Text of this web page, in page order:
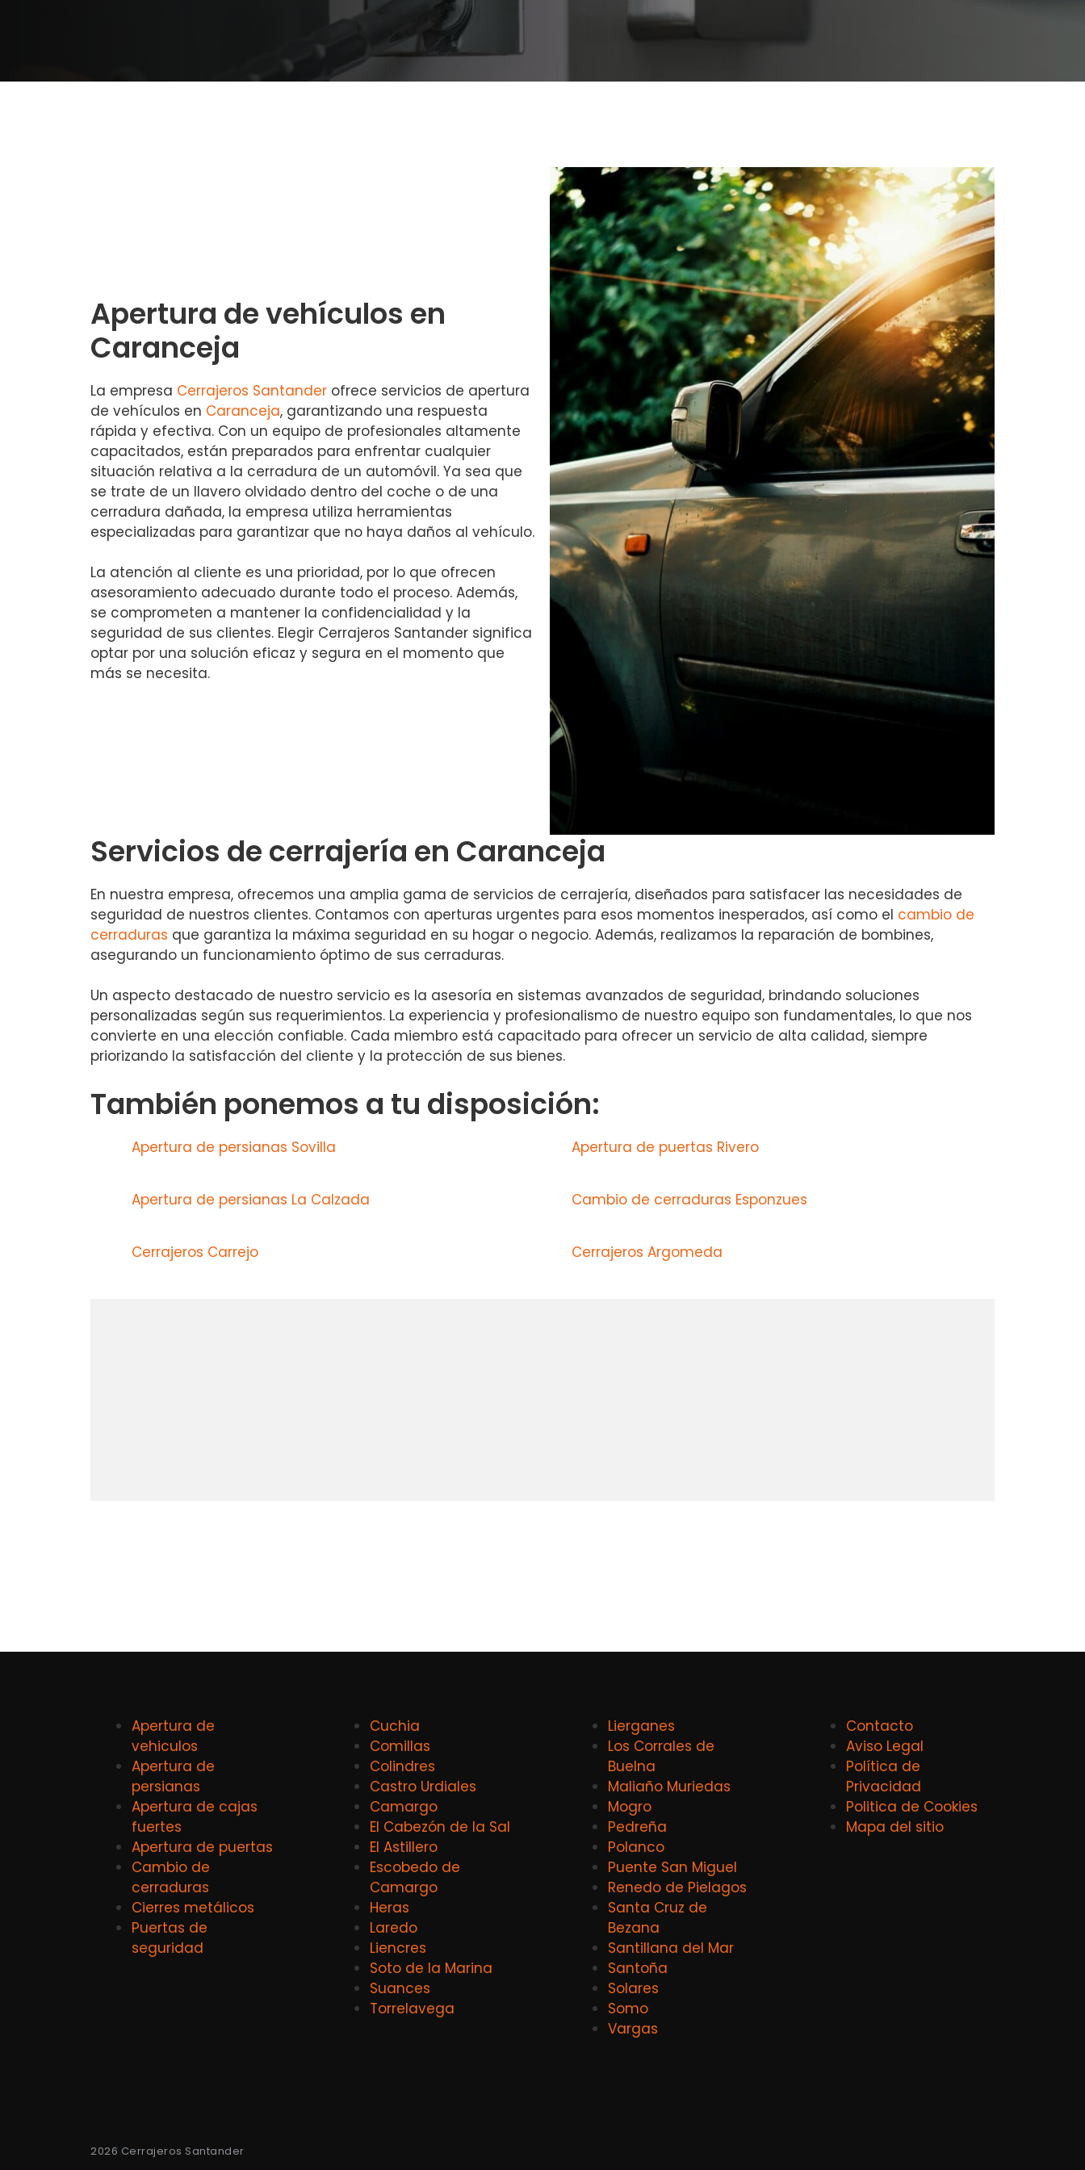
Apertura de vehículos en
Caranceja
La empresa Cerrajeros Santander ofrece servicios de apertura
de vehículos en Caranceja, garantizando una respuesta
rápida y efectiva. Con un equipo de profesionales altamente
capacitados, están preparados para enfrentar cualquier
situación relativa a la cerradura de un automóvil. Ya sea que
se trate de un llavero olvidado dentro del coche o de una
cerradura dañada, la empresa utiliza herramientas
especializadas para garantizar que no haya daños al vehículo.
La atención al cliente es una prioridad, por lo que ofrecen
asesoramiento adecuado durante todo el proceso. Además,
se comprometen a mantener la confidencialidad y la
seguridad de sus clientes. Elegir Cerrajeros Santander significa
optar por una solución eficaz y segura en el momento que
más se necesita.
Servicios de cerrajería en Caranceja
En nuestra empresa, ofrecemos una amplia gama de servicios de cerrajería, diseñados para satisfacer las necesidades de
seguridad de nuestros clientes. Contamos con aperturas urgentes para esos momentos inesperados, así como el cambio de
cerraduras que garantiza la máxima seguridad en su hogar o negocio. Además, realizamos la reparación de bombines,
asegurando un funcionamiento óptimo de sus cerraduras.
Un aspecto destacado de nuestro servicio es la asesoría en sistemas avanzados de seguridad, brindando soluciones
personalizadas según sus requerimientos. La experiencia y profesionalismo de nuestro equipo son fundamentales, lo que nos
convierte en una elección confiable. Cada miembro está capacitado para ofrecer un servicio de alta calidad, siempre
priorizando la satisfacción del cliente y la protección de sus bienes.
También ponemos a tu disposición:
Apertura de persianas Sovilla Apertura de puertas Rivero
Apertura de persianas La Calzada Cambio de cerraduras Esponzues
Cerrajeros Carrejo Cerrajeros Argomeda
Apertura de
vehiculos
Apertura de
persianas
Apertura de cajas
fuertes
Apertura de puertas
Cambio de
cerraduras
Cierres metálicos
Puertas de
seguridad
Cuchia
Comillas
Colindres
Castro Urdiales
Camargo
El Cabezón de la Sal
El Astillero
Escobedo de
Camargo
Heras
Laredo
Liencres
Soto de la Marina
Suances
Torrelavega
Lierganes
Los Corrales de
Buelna
Maliaño Muriedas
Mogro
Pedreña
Polanco
Puente San Miguel
Renedo de Pielagos
Santa Cruz de
Bezana
Santillana del Mar
Santoña
Solares
Somo
Vargas
Contacto
Aviso Legal
Política de
Privacidad
Politica de Cookies
Mapa del sitio
2026 Cerrajeros Santander